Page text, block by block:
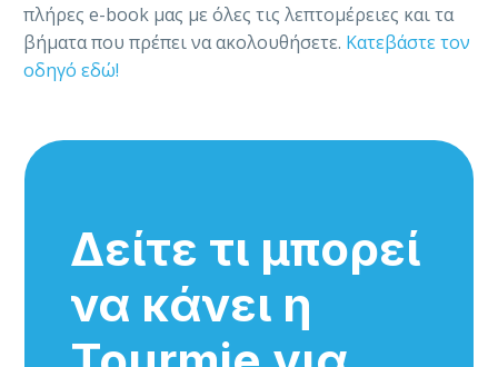
πλήρες e-book μας με όλες τις λεπτομέρειες και τα
βήματα που πρέπει να ακολουθήσετε. Κατεβάστε τον
οδηγό εδώ!
Δείτε τι μπορεί
να κάνει η